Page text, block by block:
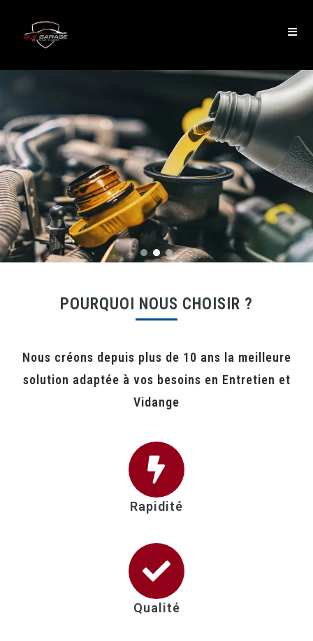
POURQUOI NOUS CHOISIR ?
Nous créons depuis plus de 10 ans la meilleure
solution adaptée à vos besoins en Entretien et
Vidange
Rapidité
Qualité